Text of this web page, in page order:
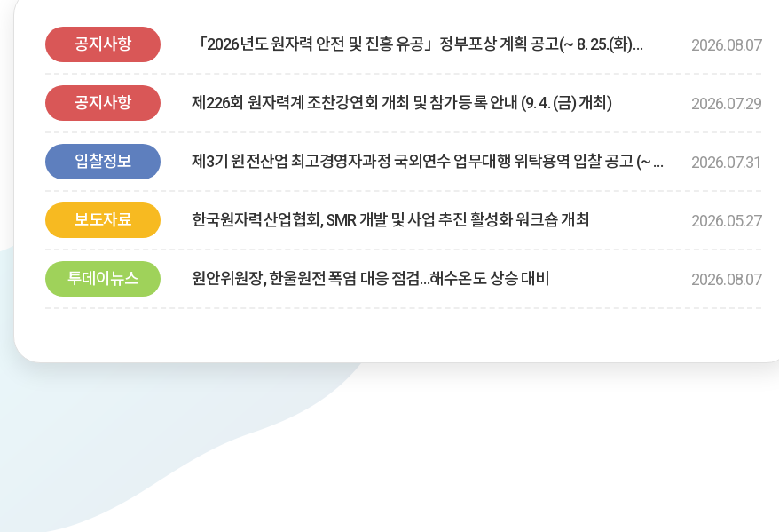
공지사항
「2026년도 원자력 안전 및 진흥 유공」정부포상 계획 공고(~ 8. 25.(화)
2026.08.07
공지사항 제226회 원자력계 조찬강연회 개최 및 참가등록 안내 (9. 4. (금) 개최) 2026.07.29
입찰정보
제3기 원전산업 최고경영자과정 국외연수 업무대행 위탁용역 입찰 공고 (~ 8.
2026.07.31
보도자료 한국원자력산업협회, SMR 개발 및 사업 추진 활성화 워크숍 개최 2026.05.27
투데이뉴스 원안위원장, 한울원전 폭염 대응 점검…해수온도 상승 대비 2026.08.07
41회 원자력관리자를 위한 하계강좌
태평양연안국 원자력컨퍼런스 개최